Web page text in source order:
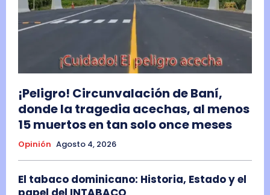
¡Peligro! Circunvalación de Baní,
donde la tragedia acechas, al menos
15 muertos en tan solo once meses
Opinión Agosto 4, 2026
El tabaco dominicano: Historia, Estado y el